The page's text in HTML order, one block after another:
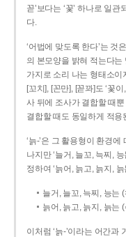
꼳’보다는 ‘꽃’ 하나로 일
다.
‘어법에 맞도록 한다’는 것
의 본모양을 밝혀 적는다는
가지로 소리 나는 형태소이
[꼬치], [꼰만], [꼳꽈]도 ‘꽃
사 뒤에 조사가 결합할 때
결합할 때도 동일하게 적용
‘늙-’은 그 활용형이 환경에
나지만 ‘늘거, 늘꼬, 늑찌,
정하여 ‘늙어, 늙고, 늙지,
늘거, 늘꼬, 늑찌, 능는
늙어, 늙고, 늙지, 늙는
이처럼 ‘늙-­’이라는 어간과